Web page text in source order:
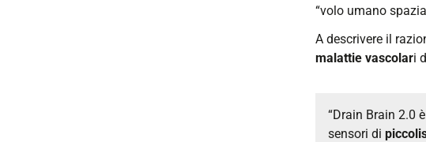
“volo umano
A descrivere il
malattie vascolari
“Drain Brain 2.0
sensori di